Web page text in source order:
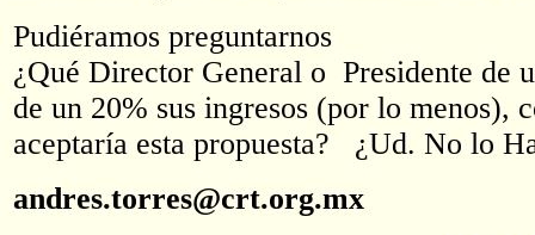
Pudiéramos preguntarnos
¿Qué Director General o Presidente de
de un 20% sus ingresos (por lo menos),
aceptaría esta propuesta? ¿Ud. No lo
andres.torres@crt.org.mx